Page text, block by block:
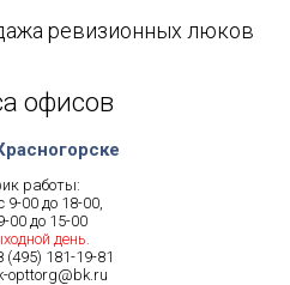
ревизионных люков
офисов
работы:
9-00 до 18-00,
00 до 15-00
день.
(495) 181-19-81
opttorg@bk.ru